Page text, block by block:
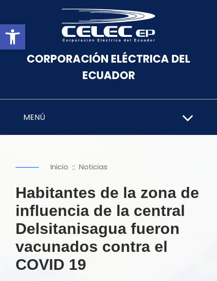
Abrir barra de herramientas
CORPORACIÓN ELÉCTRICA DEL
ECUADOR
MENÚ
Inicio :: Noticias
Habitantes de la zona de
influencia de la central
Delsitanisagua fueron
vacunados contra el
COVID 19